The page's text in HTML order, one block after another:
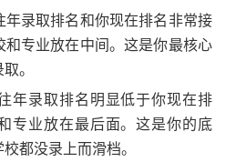
年录取排名和你现在排名非常接
专业放在中间。这是你最核心
。
年录取排名明显低于你现在排
专业放在最后面。这是你的底
都没录上而滑档。